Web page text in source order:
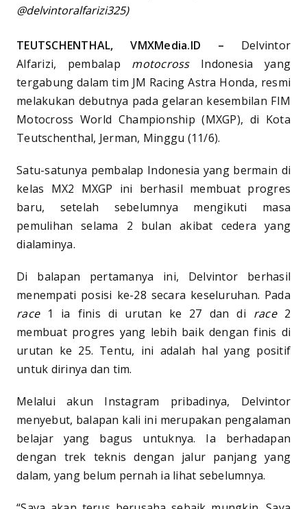
@delvintoralfarizi325)
TEUTSCHENTHAL, VMXMedia.ID – Delvintor
Alfarizi, pembalap motocrossIndonesia yang
tergabung dalam tim JM Racing Astra Honda, resmi
melakukan debutnya pada gelaran kesembilan FIM
Motocross World Championship (MXGP), di Kota
Teutschenthal, Jerman, Minggu (11/6).
Satu-satunya pembalap Indonesia yang bermain di
kelas MX2 MXGP ini berhasil membuat progres
baru, setelah sebelumnya mengikuti masa
pemulihan selama 2 bulan akibat cedera yang
dialaminya.
Di balapan pertamanya ini, Delvintor berhasil
menempati posisi ke-28 secara keseluruhan. Pada
race1 ia finis di urutan ke 27 dan di race2
membuat progres yang lebih baik dengan finis di
urutan ke 25. Tentu, ini adalah hal yang positif
untuk dirinya dan tim.
Melalui akun Instagram pribadinya, Delvintor
menyebut, balapan kali ini merupakan pengalaman
belajar yang bagus untuknya. Ia berhadapan
dengan trek teknis dengan jalur panjang yang
dalam, yang belum pernah ia lihat sebelumnya.